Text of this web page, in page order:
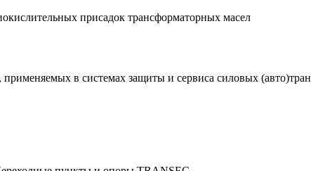
присадок трансформаторных масел
применяемых в системах защиты и сервиса силовых